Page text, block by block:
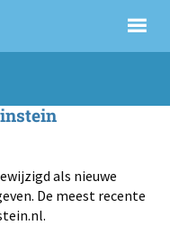
als nieuwe
De meest recente